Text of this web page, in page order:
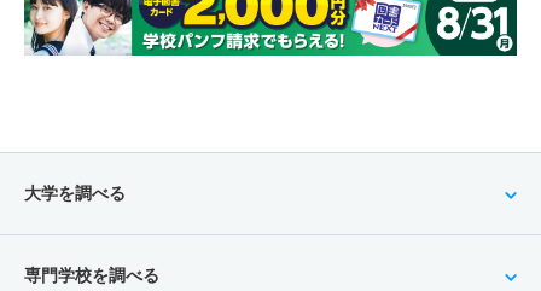
大学を調べる
専門学校を調べる